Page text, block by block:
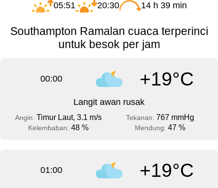
05:51 20:30 14 h 39 min
Southampton Ramalan cuaca terperinci
untuk besok per jam
00:00 +19°C
Langit awan rusak
Angin: Timur Laut, 3.1 m/s Tekanan: 767 mmHg
Kelembaban: 48 % Mendung: 47 %
01:00 +19°C